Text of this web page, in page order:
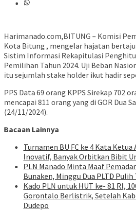
Harimanado.com,BITUNG – Komisi
Kota Bitung , mengelar hajatan
Sistim Informasi Rekapitulasi
Pemilihan Tahun 2024. Uji Beban
itu sejumlah stake holder ikut hadir
PPS Data 69 orang KPPS Sirekap 702
mencapai 811 orang yang di GOR Dua
(24/11/2024).
Bacaan Lainnya
Turnamen BU FC ke 4 Kata
Inovatif, Banyak Orbitkan Bibit
PLN Manado Minta Maaf
Bunaken, Minggu Dua PLTD
Kado PLN untuk HUT ke- 81 RI,
Gorontalo Berlistrik, Setelah
Dudepo